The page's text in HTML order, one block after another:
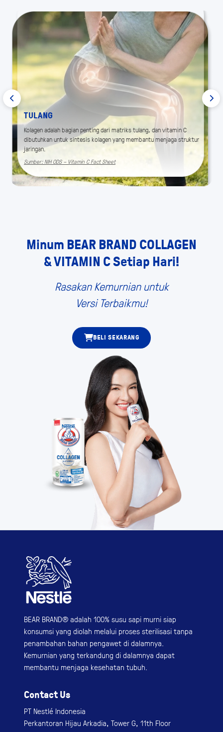
TULANG
Kolagen adalah bagian penting dari matriks tulang, dan vitamin C
dibutuhkan untuk sintesis kolagen yang membantu menjaga struktur
jaringan.
Sumber: NIH ODS – Vitamin C Fact Sheet
Minum BEAR BRAND COLLAGEN
& VITAMIN C Setiap Hari!
Rasakan Kemurnian untuk
Versi Terbaikmu!
BELI SEKARANG
BEAR BRAND® adalah 100% susu sapi murni siap
konsumsi yang diolah melalui proses sterilisasi tanpa
penambahan bahan pengawet di dalamnya.
Kemurnian yang terkandung di dalamnya dapat
membantu menjaga kesehatan tubuh.
Contact Us
PT Nestlé Indonesia
Perkantoran Hijau Arkadia, Tower G, 11th Floor